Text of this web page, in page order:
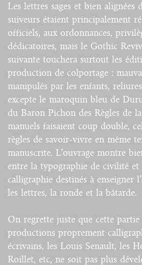
Les lettres sages et bien alignées
suiveurs étaient principalement
officiels, aux ordonnances,
dédicatoires, mais le Gothic
suivante touchera surtout les
production de colportage :
manipulés par les enfants,
excepte le maroquin bleu de
du Baron Pichon des Règles de
manuels faisaient coup double,
règles de savoir-vivre en même
manuscrite. L’ouvrage montre
entre la typographie de civilité et
calligraphie destinés à enseigner
les lettres, la ronde et la bâtarde.
On regrette juste que cette partie
productions proprement
écrivains, les Louis Senault, les
Roillet, etc, ne soit pas plus